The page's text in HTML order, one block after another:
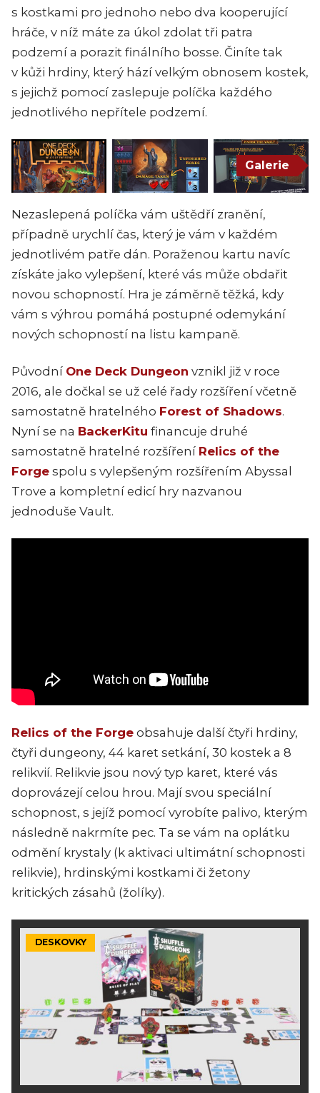
s kostkami pro jednoho nebo dva kooperující
hráče, v níž máte za úkol zdolat tři patra
podzemí a porazit finálního bosse. Činíte tak
v kůži hrdiny, který hází velkým obnosem kostek,
s jejichž pomocí zaslepuje políčka každého
jednotlivého nepřítele podzemí.
Galerie
Nezaslepená políčka vám uštědří zranění,
případně urychlí čas, který je vám v každém
jednotlivém patře dán. Poraženou kartu navíc
získáte jako vylepšení, které vás může obdařit
novou schopností. Hra je záměrně těžká, kdy
vám s výhrou pomáhá postupné odemykání
nových schopností na listu kampaně.
Původní One Deck Dungeon vznikl již v roce
2016, ale dočkal se už celé řady rozšíření včetně
samostatně hratelného Forest of Shadows.
Nyní se na BackerKitu financuje druhé
samostatně hratelné rozšíření Relics of the
Forge spolu s vylepšeným rozšířením Abyssal
Trove a kompletní edicí hry nazvanou
jednoduše Vault.
Relics of the Forge obsahuje další čtyři hrdiny,
čtyři dungeony, 44 karet setkání, 30 kostek a 8
relikvií. Relikvie jsou nový typ karet, které vás
doprovázejí celou hrou. Mají svou speciální
schopnost, s jejíž pomocí vyrobíte palivo, kterým
následně nakrmíte pec. Ta se vám na oplátku
odmění krystaly (k aktivaci ultimátní schopnosti
relikvie), hrdinskými kostkami či žetony
kritických zásahů (žolíky).
DESKOVKY